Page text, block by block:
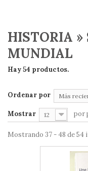
HISTORIA »
MUNDIAL
Hay 54 productos.
Ordenar por Más
Mostrar 12 por
Mostrando 37 - 48 de 54